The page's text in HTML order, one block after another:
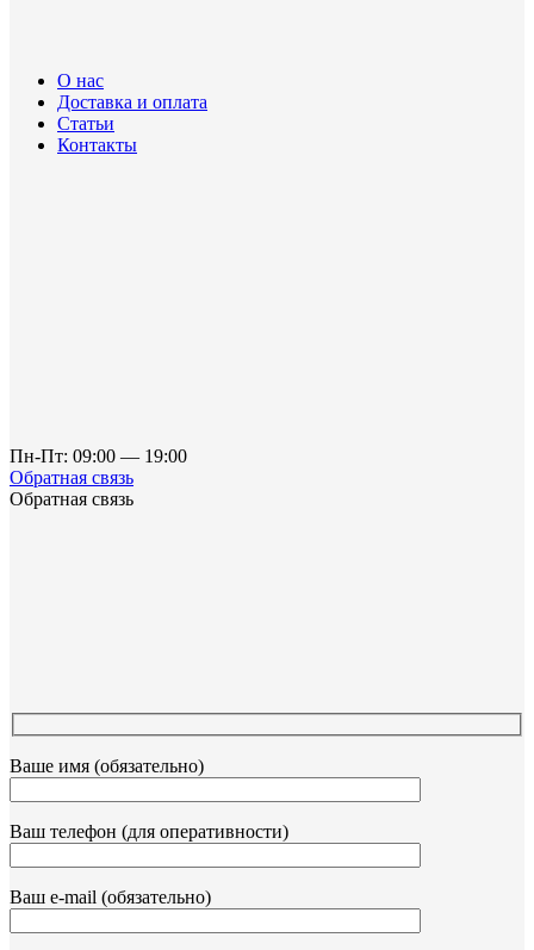
О нас
Доставка и оплата
Статьи
Контакты
Пн-Пт: 09:00 — 19:00
Обратная связь
Обратная связь
Ваше имя (обязательно)
Ваш телефон (для оперативности)
Ваш e-mail (обязательно)